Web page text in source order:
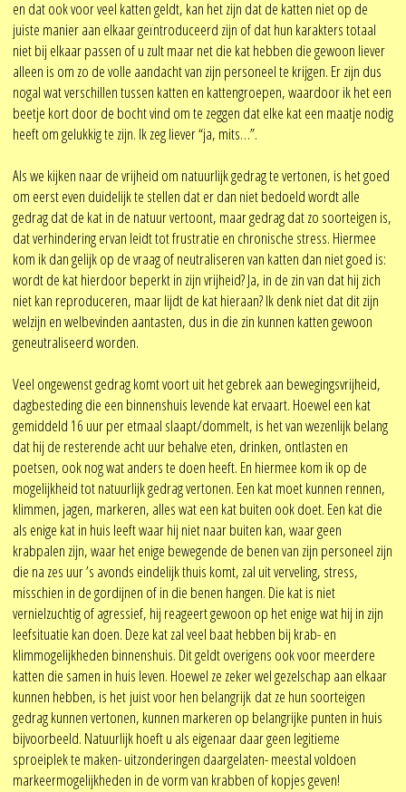
en dat ook voor veel katten geldt, kan het zijn dat de katten niet op de
juiste manier aan elkaar geïntroduceerd zijn of dat hun karakters totaal
niet bij elkaar passen of u zult maar net die kat hebben die gewoon liever
alleen is om zo de volle aandacht van zijn personeel te krijgen. Er zijn dus
nogal wat verschillen tussen katten en kattengroepen, waardoor ik het een
beetje kort door de bocht vind om te zeggen dat elke kat een maatje nodig
heeft om gelukkig te zijn. Ik zeg liever “ja, mits…”.
Als we kijken naar de vrijheid om natuurlijk gedrag te vertonen, is het goed
om eerst even duidelijk te stellen dat er dan niet bedoeld wordt alle
gedrag dat de kat in de natuur vertoont, maar gedrag dat zo soorteigen is,
dat verhindering ervan leidt tot frustratie en chronische stress. Hiermee
kom ik dan gelijk op de vraag of neutraliseren van katten dan niet goed is:
wordt de kat hierdoor beperkt in zijn vrijheid? Ja, in de zin van dat hij zich
niet kan reproduceren, maar lijdt de kat hieraan? Ik denk niet dat dit zijn
welzijn en welbevinden aantasten, dus in die zin kunnen katten gewoon
geneutraliseerd worden.
Veel ongewenst gedrag komt voort uit het gebrek aan bewegingsvrijheid,
dagbesteding die een binnenshuis levende kat ervaart. Hoewel een kat
gemiddeld 16 uur per etmaal slaapt/dommelt, is het van wezenlijk belang
dat hij de resterende acht uur behalve eten, drinken, ontlasten en
poetsen, ook nog wat anders te doen heeft. En hiermee kom ik op de
mogelijkheid tot natuurlijk gedrag vertonen. Een kat moet kunnen rennen,
klimmen, jagen, markeren, alles wat een kat buiten ook doet. Een kat die
als enige kat in huis leeft waar hij niet naar buiten kan, waar geen
krabpalen zijn, waar het enige bewegende de benen van zijn personeel zijn
die na zes uur ’s avonds eindelijk thuis komt, zal uit verveling, stress,
misschien in de gordijnen of in die benen hangen. Die kat is niet
vernielzuchtig of agressief, hij reageert gewoon op het enige wat hij in zijn
leefsituatie kan doen. Deze kat zal veel baat hebben bij krab- en
klimmogelijkheden binnenshuis. Dit geldt overigens ook voor meerdere
katten die samen in huis leven. Hoewel ze zeker wel gezelschap aan elkaar
kunnen hebben, is het juist voor hen belangrijk dat ze hun soorteigen
gedrag kunnen vertonen, kunnen markeren op belangrijke punten in huis
bijvoorbeeld. Natuurlijk hoeft u als eigenaar daar geen legitieme
sproeiplek te maken- uitzonderingen daargelaten- meestal voldoen
markeermogelijkheden in de vorm van krabben of kopjes geven!